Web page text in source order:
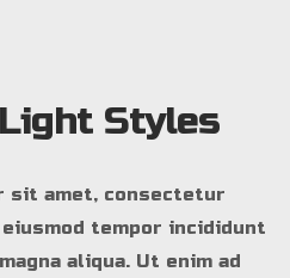
Styles
sit amet, consectetur
tempor incididunt
aliqua. Ut enim ad